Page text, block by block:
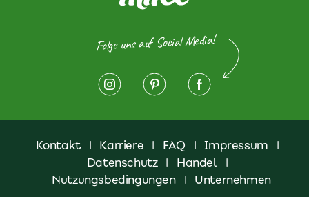
Folge uns auf Social Media!
Kontakt | Karriere | FAQ | Impressum
|
Datenschutz | Handel
|
Nutzungsbedingungen
| Unternehmen